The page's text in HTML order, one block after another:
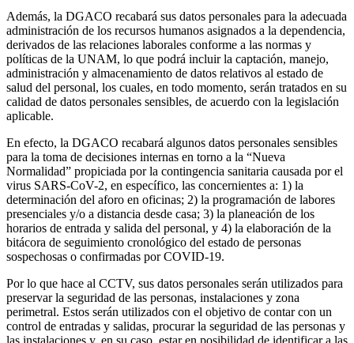
Además, la DGACO recabará sus datos personales para la adecuada
administración de los recursos humanos asignados a la dependencia,
derivados de las relaciones laborales conforme a las normas y
políticas de la UNAM, lo que podrá incluir la captación, manejo,
administración y almacenamiento de datos relativos al estado de
salud del personal, los cuales, en todo momento, serán tratados en su
calidad de datos personales sensibles, de acuerdo con la legislación
aplicable.
En efecto, la DGACO recabará algunos datos personales sensibles
para la toma de decisiones internas en torno a la “Nueva
Normalidad” propiciada por la contingencia sanitaria causada por el
virus SARS-CoV-2, en específico, las concernientes a: 1) la
determinación del aforo en oficinas; 2) la programación de labores
presenciales y/o a distancia desde casa; 3) la planeación de los
horarios de entrada y salida del personal, y 4) la elaboración de la
bitácora de seguimiento cronológico del estado de personas
sospechosas o confirmadas por COVID-19.
Por lo que hace al CCTV, sus datos personales serán utilizados para
preservar la seguridad de las personas, instalaciones y zona
perimetral. Estos serán utilizados con el objetivo de contar con un
control de entradas y salidas, procurar la seguridad de las personas y